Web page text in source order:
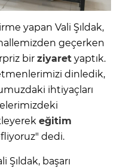
yapan Vali Şıldak,
geçerken
bir ziyaret yaptık.
dinledik,
ihtiyaçları
eğitim
dedi.
başarı